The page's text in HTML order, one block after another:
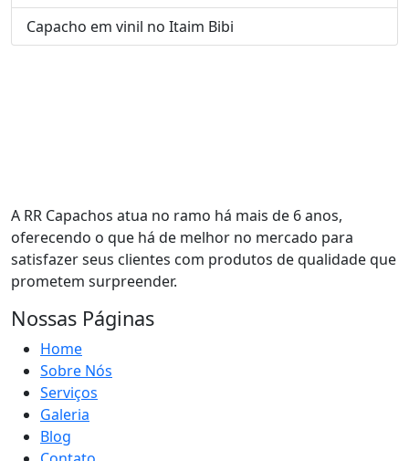
Capacho em vinil no Itaim Bibi
A RR Capachos atua no ramo há mais de 6 anos,
oferecendo o que há de melhor no mercado para
satisfazer seus clientes com produtos de qualidade que
prometem surpreender.
Nossas Páginas
Home
Sobre Nós
Serviços
Galeria
Blog